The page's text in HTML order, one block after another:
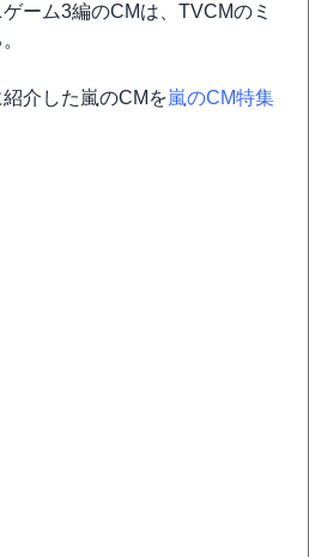
ーム3編のCMは、TVCMのミ
介した嵐のCMを嵐のCM特集